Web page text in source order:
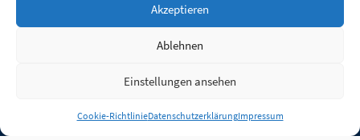
Akzeptieren
Ablehnen
Einstellungen ansehen
Cookie-RichtlinieDatenschutzerklärungImpressum
Anmelden
Jobs Partner FAQ Quellen